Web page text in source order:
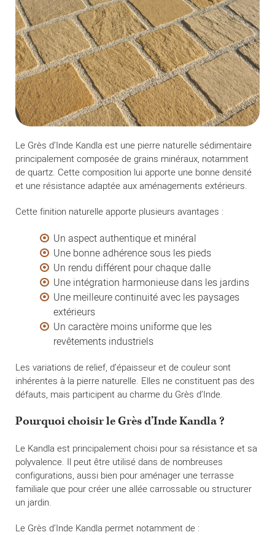
Le Grès d’Inde Kandla est une pierre naturelle sédimentaire
principalement composée de grains minéraux, notamment
de quartz. Cette composition lui apporte une bonne densité
et une résistance adaptée aux aménagements extérieurs.
Cette finition naturelle apporte plusieurs avantages :
Un aspect authentique et minéral
Une bonne adhérence sous les pieds
Un rendu différent pour chaque dalle
Une intégration harmonieuse dans les jardins
Une meilleure continuité avec les paysages
extérieurs
Un caractère moins uniforme que les
revêtements industriels
Les variations de relief, d’épaisseur et de couleur sont
inhérentes à la pierre naturelle. Elles ne constituent pas des
défauts, mais participent au charme du Grès d’Inde.
Pourquoi choisir le Grès d’Inde Kandla ?
Le Kandla est principalement choisi pour sa résistance et sa
polyvalence. Il peut être utilisé dans de nombreuses
configurations, aussi bien pour aménager une terrasse
familiale que pour créer une allée carrossable ou structurer
un jardin.
Le Grès d’Inde Kandla permet notamment de :